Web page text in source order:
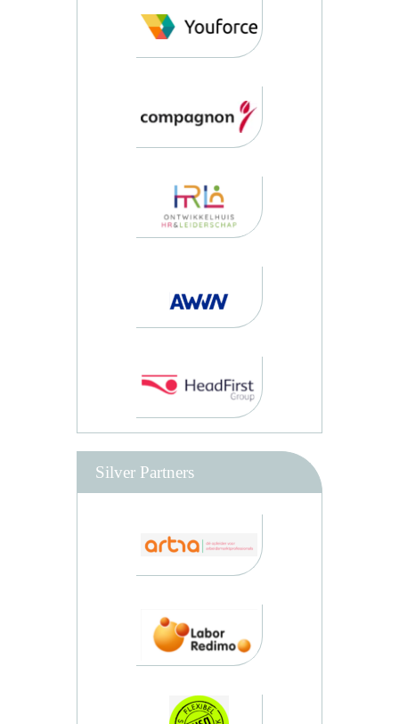
Silver Partners